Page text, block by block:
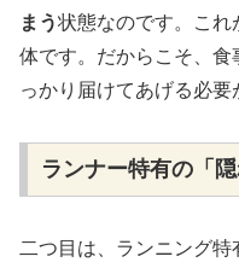
まう状態なのです。これ
体です。だからこそ、食
っかり届けてあげる必要
ランナー特有の「隠
二つ目は、ランニング特